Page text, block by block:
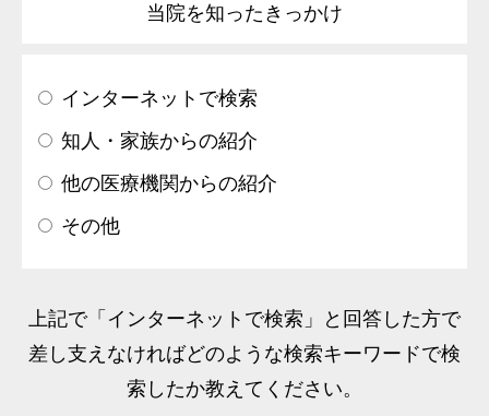
当院を知ったきっかけ
インターネットで検索
知人・家族からの紹介
他の医療機関からの紹介
その他
上記で「インターネットで検索」と回答した方で
差し支えなければどのような検索キーワードで検
索したか教えてください。